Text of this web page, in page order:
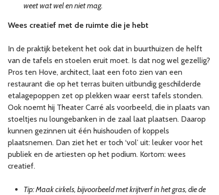
weet wat wel en niet mag.
Wees creatief met de ruimte die je hebt
In de praktijk betekent het ook dat in buurthuizen de helft
van de tafels en stoelen eruit moet. Is dat nog wel gezellig?
Pros ten Hove, architect, laat een foto zien van een
restaurant die op het terras buiten uitbundig geschilderde
etalagepoppen zet op plekken waar eerst tafels stonden.
Ook noemt hij Theater Carré als voorbeeld, die in plaats van
stoeltjes nu loungebanken in de zaal laat plaatsen. Daarop
kunnen gezinnen uit één huishouden of koppels
plaatsnemen. Dan ziet het er toch ‘vol’ uit: leuker voor het
publiek en de artiesten op het podium. Kortom: wees
creatief.
Tip: Maak cirkels, bijvoorbeeld met krijtverf in het gras, die de